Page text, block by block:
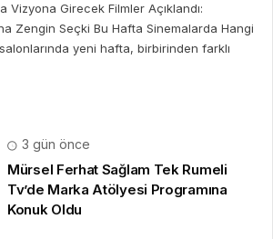
Vizyona Girecek Filmler Açıklandı:
Zengin Seçki Bu Hafta Sinemalarda Hangi
yeni hafta, birbirinden farklı
3 gün önce
Mürsel Ferhat Sağlam Tek Rumeli
Tv’de Marka Atölyesi Programına
Konuk Oldu